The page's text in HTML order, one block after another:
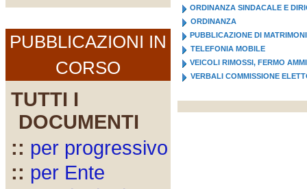
PUBBLICAZIONI IN
CORSO
TUTTI I
DOCUMENTI
:: per progressivo
:: per Ente
ORDINANZA SINDACALE E
ORDINANZA
PUBBLICAZIONE DI
TELEFONIA MOBILE
VEICOLI RIMOSSI, FERMO
VERBALI COMMISSIONE